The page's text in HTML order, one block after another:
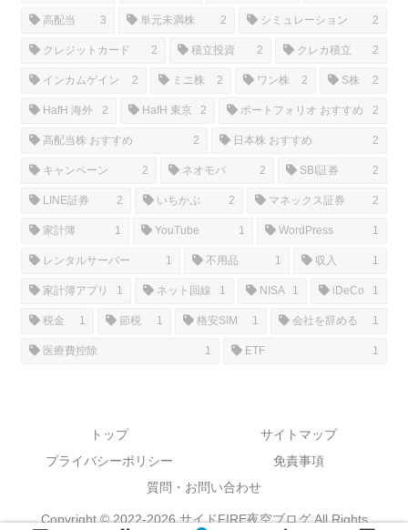
高配当 3 単元未満株 2 シミュレーション 2
クレジットカード 2 積立投資 2 クレカ積立 2
インカムゲイン 2 ミニ株 2 ワン株 2 S株 2
HafH 海外 2 HafH 東京 2 ポートフォリオ おすすめ 2
高配当株 おすすめ 2 日本株 おすすめ 2
キャンペーン 2 ネオモバ 2 SBI証券 2
LINE証券 2 いちかぶ 2 マネックス証券 2
家計簿 1 YouTube 1 WordPress 1
レンタルサーバー 1 不用品 1 収入 1
家計簿アプリ 1 ネット回線 1 NISA 1 iDeCo 1
税金 1 節税 1 格安SIM 1 会社を辞める 1
医療費控除 1 ETF 1
トップ
サイトマップ
プライバシーポリシー
免責事項
質問・お問い合わせ
Copyright © 2022-2026 サイドFIRE夜空ブログ All Rights